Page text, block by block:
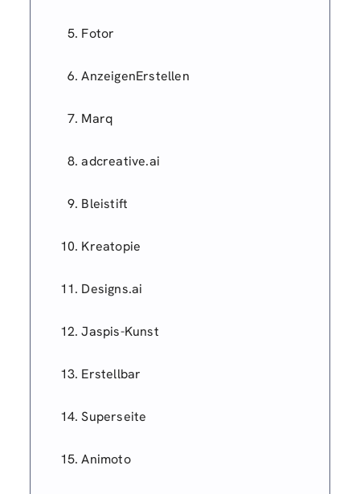
Fotor
AnzeigenErstellen
Marq
adcreative.ai
Bleistift
Kreatopie
Designs.ai
Jaspis-Kunst
Erstellbar
Superseite
Animoto